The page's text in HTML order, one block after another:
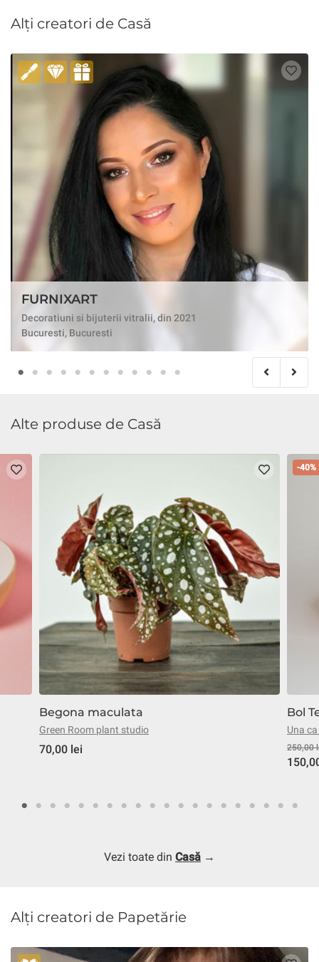
Alți creatori de Casă
FURNIXART
Decoratiuni si bijuterii vitralii, din 2021
Bucuresti, Bucuresti
Alte produse de Casă
Begona maculata
Green Room plant studio
70,00 lei
-40%
Bol
Una
250,00
Vezi toate din Casă →
Alți creatori de Papetărie